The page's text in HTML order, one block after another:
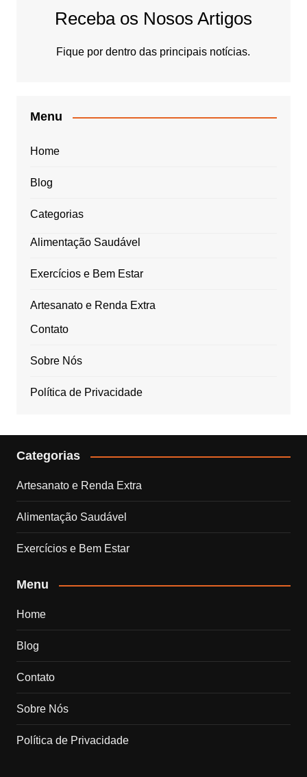
Receba os Nosos Artigos
Fique por dentro das principais notícias.
Menu
Home
Blog
Categorias
Alimentação Saudável
Exercícios e Bem Estar
Artesanato e Renda Extra
Contato
Sobre Nós
Política de Privacidade
Categorias
Artesanato e Renda Extra
Alimentação Saudável
Exercícios e Bem Estar
Menu
Home
Blog
Contato
Sobre Nós
Política de Privacidade